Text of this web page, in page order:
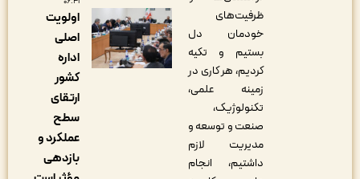
ظرفیت‌های
خودمان دل
بستیم و تکیه
کردیم، هر کاری در
زمینه علمی،
تکنولوژیک،
صنعت و توسعه و
مدیریت لازم
داشتیم، انجام
اولویت
اصلی
اداره
عملکرد و
بازدهی